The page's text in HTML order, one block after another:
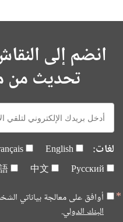
انضم إلى
تحديث من
E-
mail:
لغات: English
Русский
中文
أوافق على معالجة بياناتي
البنك الدولي.